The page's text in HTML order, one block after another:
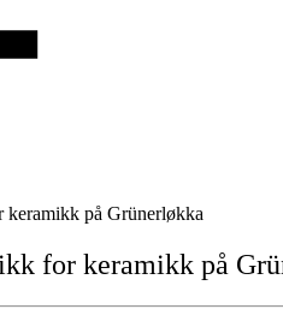
keramikk på Grünerløkka
for keramikk på